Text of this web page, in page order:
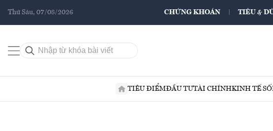
Thứ Sáu, 07/08/2026 CHỨNG KHOÁN TIÊU &
TIÊU ĐIỂMĐẦU TƯTÀI CHÍNHKINH TẾ SỐ